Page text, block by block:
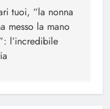
tuoi, “la nonna
messo la mano
l’incredibile